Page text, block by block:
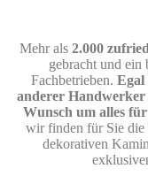
Mehr als 2.000
gebracht und ein
Fachbetrieben. Egal
anderer
Wunsch um alles für
wir finden für Sie die
dekorativen